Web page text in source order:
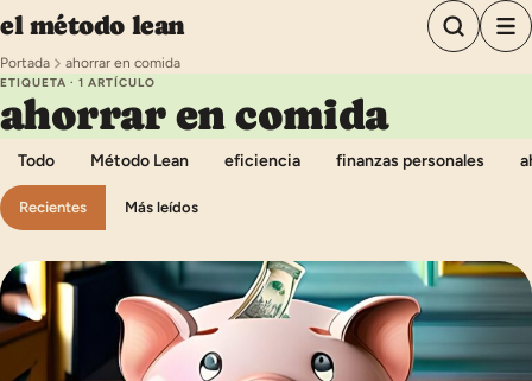
Saltar al contenido
el método lean
Portada ahorrar en comida
ETIQUETA · 1 ARTÍCULO
ahorrar en comida
Todo Método Lean eficiencia finanzas personales
Recientes Más leídos